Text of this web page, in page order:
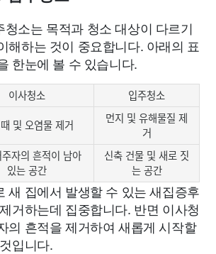
청소는 목적과 청소 대상이 다르기
해하는 것이 중요합니다. 아래의 표
한눈에 볼 수 있습니다.
이사청소 입주청소
및 오염물 제거
먼지 및 유해물질 제
거
자의 흔적이 남아
있는 공간
신축 건물 및 새로 짓
는 공간
새 집에서 발생할 수 있는 새집증후
거하는데 집중합니다. 반면 이사청
의 흔적을 제거하여 새롭게 시작할
입니다.